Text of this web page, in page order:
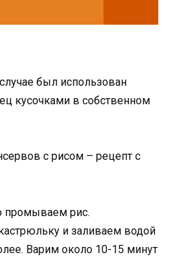
был использован
кусочками в собственном
с рисом – рецепт с
рис.
и заливаем водой
Варим около 10-15 минут